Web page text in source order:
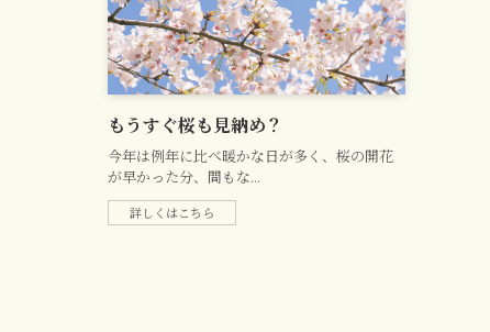
もうすぐ桜も見納め？
今年は例年に比べ暖かな日が多く、桜の開花
が早かった分、間もな...
詳しくはこちら